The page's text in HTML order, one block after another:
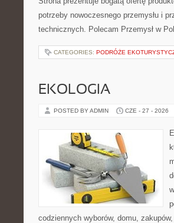
potrzeby nowoczesnego przemysłu i
technicznych. Polecam Przemysł w
CATEGORIES: PODRÓŻE
EKOLOGIA
POSTED BY ADMIN CZE - 27 - 2026
codziennych wyborów, domu,